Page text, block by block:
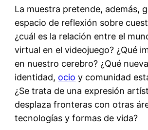
La muestra pretende, además,
espacio de reflexión sobre
¿cuál es la relación entre el
virtual en el videojuego? ¿Qué
en nuestro cerebro? ¿Qué
identidad, ocio y comunidad
¿Se trata de una expresión
desplaza fronteras con otras
tecnologías y formas de vida?